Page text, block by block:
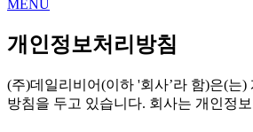
MENU
개인정보처리방침
(주)데일리비어(이하 '회사’라 함)은(는
방침을 두고 있습니다. 회사는 개인정